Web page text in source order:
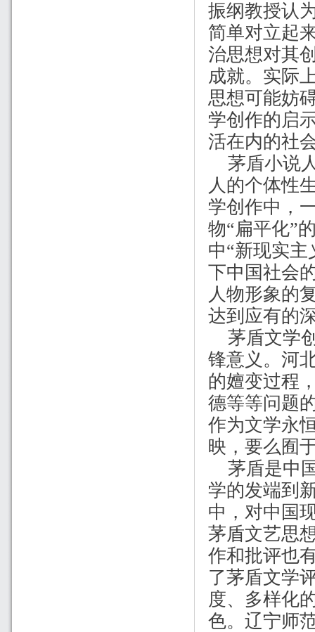
振纲教授认
简单对立起
治思想对其
成就。实际
思想可能妨
学创作的启
活在内的社
茅盾小说
人的个体性
学创作中，
物“扁平化”
中“新现实主
下中国社会
人物形象的
达到应有的
茅盾文学
锋意义。河
的嬗变过程
德等等问题
作为文学永
映，要么囿
茅盾是中
学的发端到
中，对中国
茅盾文艺思
作和批评也
了茅盾文学
度、多样化
色。辽宁师